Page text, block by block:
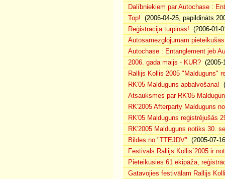
Dalībniekiem par Autochase :
Top! (2006-04-25, papildināts
Reģistrācija turpinās! (2006-01-
Autosamezglojumam
Autochase : Entanglement jeb
2006. gada maijs - KUR? (2005-
Rallijs Kollis 2005 "Malduguns"
RK'05 Malduguns apbalvošana!
Atsauksmes par RK'05
RK'2005 Afterparty Malduguns
RK'05 Malduguns reģistrējušās
RK'2005 Malduguns notiks 30.
Bildes no "TTEJDV" (2005-07-
Festivāls Rallijs Kollis`2005 ir
Pieteikusies 61 ekipāža,
Gatavojies festivālam Rallijs